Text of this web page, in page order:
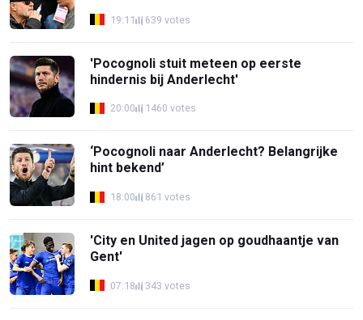
19:11 639 votes
'Pocognoli stuit meteen op eerste
hindernis bij Anderlecht'
20:00 1460 votes
‘Pocognoli naar Anderlecht? Belangrijke
hint bekend’
18:00 861 votes
'City en United jagen op goudhaantje van
Gent'
07:18 343 votes